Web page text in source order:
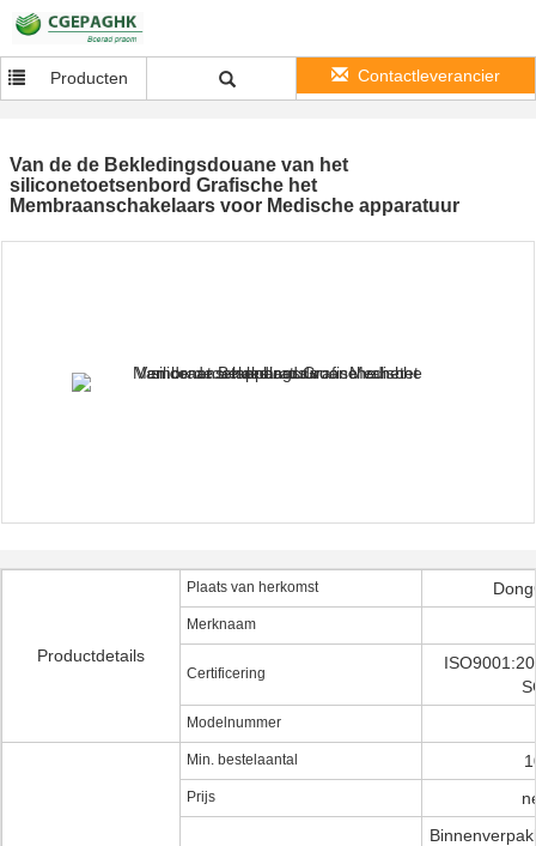
Producten Contactleverancier
Van de de Bekledingsdouane van het
siliconetoetsenbord Grafische het
Membraanschakelaars voor Medische apparatuur
Productdetails
Plaats van herkomst
Merknaam
Certificering
Modelnummer
Min. bestelaantal
Prijs